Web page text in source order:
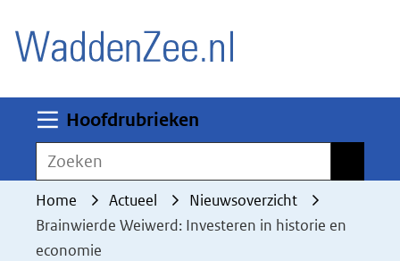
deze
worden
toegestaan
geweigerd.
Hoofdrubrieken
Zoeken
Home Actueel
Nieuwsoverzicht
Brainwierde Weiwerd: Investeren in historie en
economie